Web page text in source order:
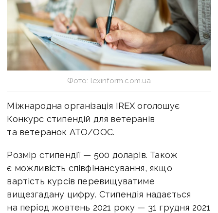
Фото: lexinform.com.ua
Міжнародна організація IREX оголошує
Конкурс стипендій для ветеранів
та ветеранок АТО/ООС.
Розмір стипендії — 500 доларів. Також
є можливість співфінансування, якщо
вартість курсів перевищуватиме
вищезгадану цифру. Стипендія надається
на період жовтень 2021 року — 31 грудня 2021